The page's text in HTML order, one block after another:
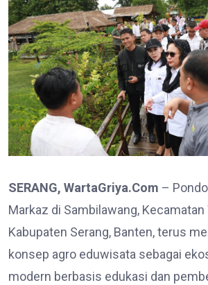
SERANG, WartaGriya.Com –
Markaz di Sambilawang,
Kabupaten Serang, Banten, terus
konsep agro eduwisata sebagai
modern berbasis edukasi dan